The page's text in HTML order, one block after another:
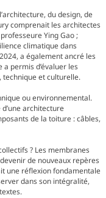
du design, de
comprenait les architectes
Ying Gao ;
climatique dans
a également ancré les
permis d’évaluer les
et culturelle.
ou environnemental.
architecture
de la toiture : câbles,
? Les membranes
de nouveaux repères
une réflexion fondamentale
dans son intégralité,